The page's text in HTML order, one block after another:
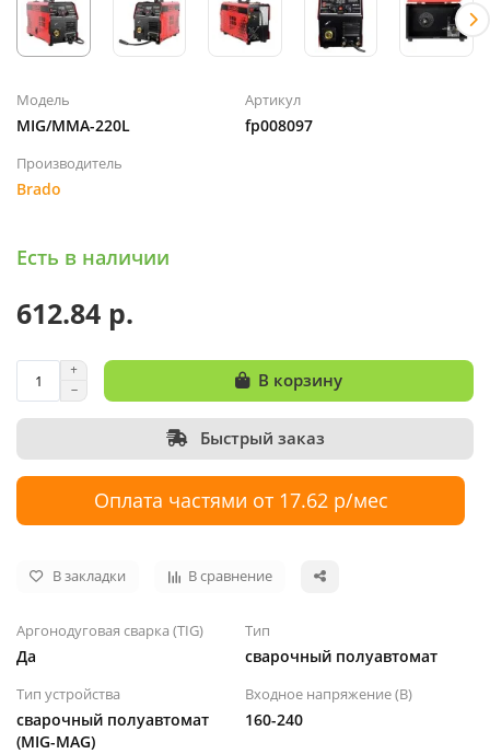
Модель
MIG/MMA-220L
Артикул
fp008097
Производитель
Brado
Есть в наличии
612.84 р.
В корзину
Быстрый заказ
Оплата частями от 17.62 р/мес
В закладки В сравнение
Аргонодуговая сварка (TIG)
Да
Тип
сварочный полуавтомат
Тип устройства
сварочный полуавтомат
(MIG-MAG)
Входное напряжение (B)
160-240